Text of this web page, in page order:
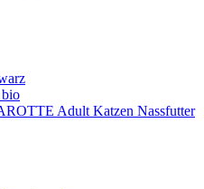
Adult Katzen Nassfutter